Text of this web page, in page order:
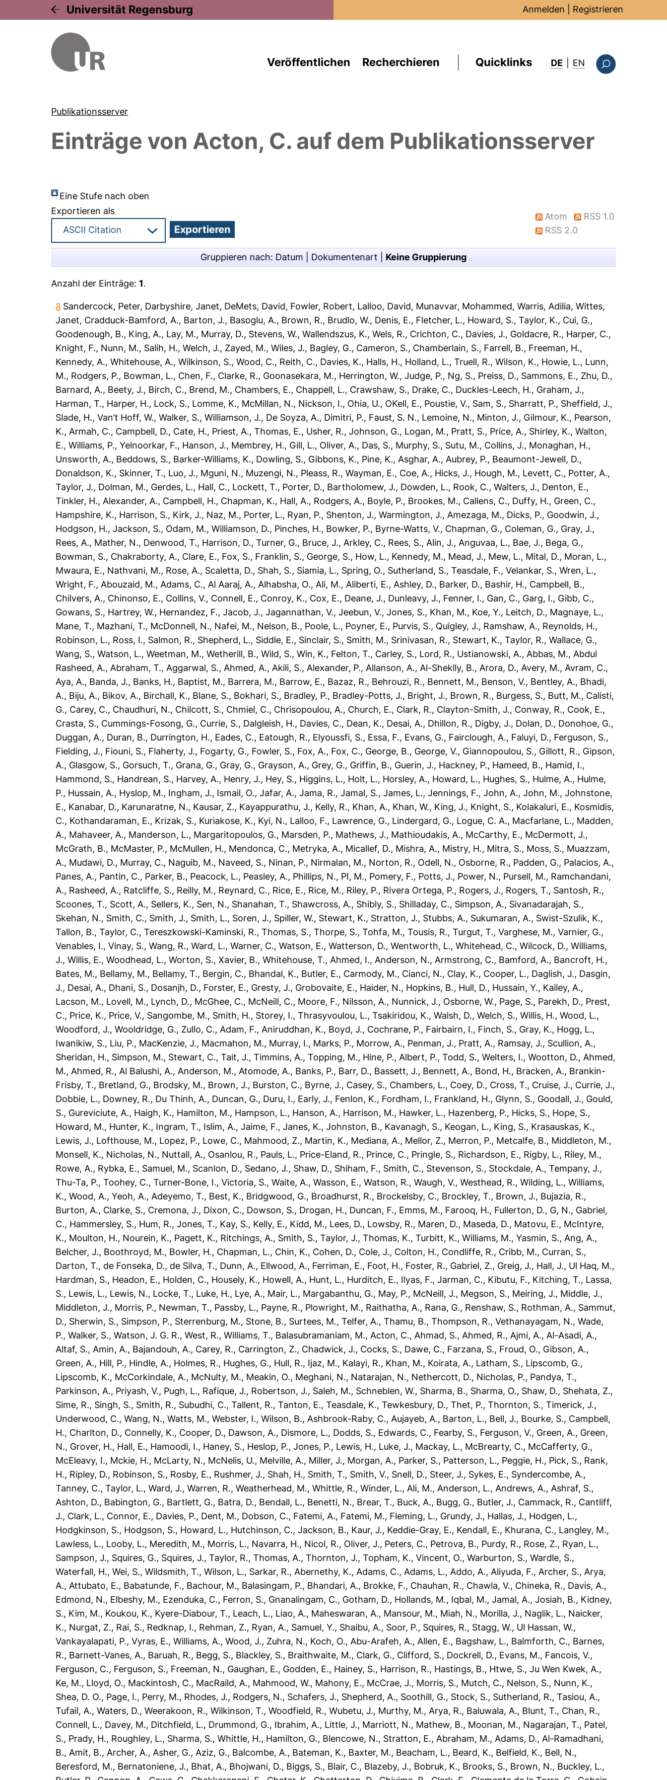
Universität Regensburg Anmelden Registrieren
Veröffentlichen Recherchieren Quicklinks DE EN : this page in
Publikationsserver
Einträge von Acton, C. auf dem Publikationsserver
Eine Stufe nach oben
Exportieren als
Atom
RSS 1.0
RSS 2.0
Gruppieren nach: Datum Dokumentenart Keine Gruppierung
Anzahl der Einträge:1.
Sandercock, Peter, Darbyshire, Janet, DeMets, David, Fowler, Robert, Lalloo, David, Munavvar, Mohammed,Warris, Adilia,Wittes,
Janet, Cradduck-Bamford, A., Barton, J., Basoglu, A., Brown, R., Brudlo, W., Denis, E., Fletcher, L., Howard, S.,Taylor, K., Cui, G.,
Goodenough, B., King, A., Lay, M., Murray, D., Stevens, W.,Wallendszus, K.,Wels, R., Crichton, C., Davies, J., Goldacre, R., Harper, C.,
Knight, F., Nunn, M., Salih, H.,Welch, J., Zayed, M.,Wiles, J., Bagley, G., Cameron, S., Chamberlain, S., Farrell, B., Freeman, H.,
Kennedy, A.,Whitehouse, A.,Wilkinson, S.,Wood, C., Reith, C., Davies, K., Halls, H., Holland, L.,Truell, R.,Wilson, K., Howie, L., Lunn,
M., Rodgers, P., Bowman, L., Chen, F., Clarke, R., Goonasekara, M., Herrington, W.,Judge, P., Ng, S., Preiss, D., Sammons, E., Zhu, D.,
Barnard, A., Beety, J., Birch, C., Brend, M., Chambers, E., Chappell, L., Crawshaw, S., Drake, C., Duckles-Leech, H., Graham, J.,
Harman, T., Harper, H., Lock, S., Lomme, K., McMillan, N., Nickson, I., Ohia, U., OKell, E., Poustie, V., Sam, S., Sharratt, P., Sheffield, J.,
Slade, H.,Van’t Hoff, W.,Walker, S.,Williamson, J., De Soyza, A., Dimitri, P., Faust, S. N., Lemoine, N., Minton, J., Gilmour, K., Pearson,
K., Armah, C., Campbell, D., Cate, H., Priest, A.,Thomas, E., Usher, R.,Johnson, G., Logan, M., Pratt, S., Price, A., Shirley, K.,Walton,
E.,Williams, P.,Yelnoorkar, F., Hanson, J., Membrey, H., Gill, L., Oliver, A., Das, S., Murphy, S., Sutu, M., Collins, J., Monaghan, H.,
Unsworth, A., Beddows, S., Barker-Williams, K., Dowling, S., Gibbons, K., Pine, K., Asghar, A., Aubrey, P., Beaumont-Jewell, D.,
Donaldson, K., Skinner, T., Luo, J., Mguni, N., Muzengi, N., Pleass, R.,Wayman, E., Coe, A., Hicks, J., Hough, M., Levett, C., Potter, A.,
Taylor, J., Dolman, M., Gerdes, L., Hall, C., Lockett, T., Porter, D., Bartholomew, J., Dowden, L., Rook, C.,Walters, J., Denton, E.,
Tinkler, H., Alexander, A., Campbell, H., Chapman, K., Hall, A., Rodgers, A., Boyle, P., Brookes, M., Callens, C., Duffy, H., Green, C.,
Hampshire, K., Harrison, S., Kirk, J., Naz, M., Porter, L., Ryan, P., Shenton, J.,Warmington, J., Amezaga, M., Dicks, P., Goodwin, J.,
Hodgson, H.,Jackson, S., Odam, M.,Williamson, D., Pinches, H., Bowker, P., Byrne-Watts, V., Chapman, G., Coleman, G., Gray, J.,
Rees, A., Mather, N., Denwood, T., Harrison, D.,Turner, G., Bruce, J., Arkley, C., Rees, S., Alin, J., Anguvaa, L., Bae, J., Bega, G.,
Bowman, S., Chakraborty, A., Clare, E., Fox, S., Franklin, S., George, S., How, L., Kennedy, M., Mead, J., Mew, L., Mital, D., Moran, L.,
Mwaura, E., Nathvani, M., Rose, A., Scaletta, D., Shah, S., Siamia, L., Spring, O., Sutherland, S.,Teasdale, F.,Velankar, S.,Wren, L.,
Wright, F., Abouzaid, M., Adams, C., Al Aaraj, A., Alhabsha, O., Ali, M., Aliberti, E., Ashley, D., Barker, D., Bashir, H., Campbell, B.,
Chilvers, A., Chinonso, E., Collins, V., Connell, E., Conroy, K., Cox, E., Deane, J., Dunleavy, J., Fenner, I., Gan, C., Garg, I., Gibb, C.,
Gowans, S., Hartrey, W., Hernandez, F.,Jacob, J.,Jagannathan, V.,Jeebun, V.,Jones, S., Khan, M., Koe, Y., Leitch, D., Magnaye, L.,
Mane, T., Mazhani, T., McDonnell, N., Nafei, M., Nelson, B., Poole, L., Poyner, E., Purvis, S., Quigley, J., Ramshaw, A., Reynolds, H.,
Robinson, L., Ross, I., Salmon, R., Shepherd, L., Siddle, E., Sinclair, S., Smith, M., Srinivasan, R., Stewart, K.,Taylor, R.,Wallace, G.,
Wang, S.,Watson, L.,Weetman, M.,Wetherill, B.,Wild, S.,Win, K., Felton, T., Carley, S., Lord, R., Ustianowski, A., Abbas, M., Abdul
Rasheed, A., Abraham, T., Aggarwal, S., Ahmed, A., Akili, S., Alexander, P., Allanson, A., Al-Sheklly, B., Arora, D., Avery, M., Avram, C.,
Aya, A., Banda, J., Banks, H., Baptist, M., Barrera, M., Barrow, E., Bazaz, R., Behrouzi, R., Bennett, M., Benson, V., Bentley, A., Bhadi,
A., Biju, A., Bikov, A., Birchall, K., Blane, S., Bokhari, S., Bradley, P., Bradley-Potts, J., Bright, J., Brown, R., Burgess, S., Butt, M., Calisti,
G., Carey, C., Chaudhuri, N., Chilcott, S., Chmiel, C., Chrisopoulou, A., Church, E., Clark, R., Clayton-Smith, J., Conway, R., Cook, E.,
Crasta, S., Cummings-Fosong, G., Currie, S., Dalgleish, H., Davies, C., Dean, K., Desai, A., Dhillon, R., Digby, J., Dolan, D., Donohoe, G.,
Duggan, A., Duran, B., Durrington, H., Eades, C., Eatough, R., Elyoussfi, S., Essa, F., Evans, G., Fairclough, A., Faluyi, D., Ferguson, S.,
Fielding, J., Fiouni, S., Flaherty, J., Fogarty, G., Fowler, S., Fox, A., Fox, C., George, B., George, V., Giannopoulou, S., Gillott, R., Gipson,
A., Glasgow, S., Gorsuch, T., Grana, G., Gray, G., Grayson, A., Grey, G., Griffin, B., Guerin, J., Hackney, P., Hameed, B., Hamid, I.,
Hammond, S., Handrean, S., Harvey, A., Henry, J., Hey, S., Higgins, L., Holt, L., Horsley, A., Howard, L., Hughes, S., Hulme, A., Hulme,
P., Hussain, A., Hyslop, M., Ingham, J., Ismail, O.,Jafar, A.,Jama, R.,Jamal, S.,James, L.,Jennings, F.,John, A.,John, M.,Johnstone,
E., Kanabar, D., Karunaratne, N., Kausar, Z., Kayappurathu, J., Kelly, R., Khan, A., Khan, W., King, J., Knight, S., Kolakaluri, E., Kosmidis,
C., Kothandaraman, E., Krizak, S., Kuriakose, K., Kyi, N., Lalloo, F., Lawrence, G., Lindergard, G., Logue, C. A., Macfarlane, L., Madden,
A., Mahaveer, A., Manderson, L., Margaritopoulos, G., Marsden, P., Mathews, J., Mathioudakis, A., McCarthy, E., McDermott, J.,
McGrath, B., McMaster, P., McMullen, H., Mendonca, C., Metryka, A., Micallef, D., Mishra, A., Mistry, H., Mitra, S., Moss, S., Muazzam,
A., Mudawi, D., Murray, C., Naguib, M., Naveed, S., Ninan, P., Nirmalan, M., Norton, R., Odell, N., Osborne, R., Padden, G., Palacios, A.,
Panes, A., Pantin, C., Parker, B., Peacock, L., Peasley, A., Phillips, N., PI, M., Pomery, F., Potts, J., Power, N., Pursell, M., Ramchandani,
A., Rasheed, A., Ratcliffe, S., Reilly, M., Reynard, C., Rice, E., Rice, M., Riley, P., Rivera Ortega, P., Rogers, J., Rogers, T., Santosh, R.,
Scoones, T., Scott, A., Sellers, K., Sen, N., Shanahan, T., Shawcross, A., Shibly, S., Shilladay, C., Simpson, A., Sivanadarajah, S.,
Skehan, N., Smith, C., Smith, J., Smith, L., Soren, J., Spiller, W., Stewart, K., Stratton, J., Stubbs, A., Sukumaran, A., Swist-Szulik, K.,
Tallon, B.,Taylor, C.,Tereszkowski-Kaminski, R.,Thomas, S.,Thorpe, S.,Tohfa, M.,Tousis, R.,Turgut, T.,Varghese, M.,Varnier, G.,
Venables, I.,Vinay, S.,Wang, R.,Ward, L.,Warner, C.,Watson, E.,Watterson, D.,Wentworth, L.,Whitehead, C.,Wilcock, D.,Williams,
J.,Willis, E.,Woodhead, L.,Worton, S.,Xavier, B.,Whitehouse, T., Ahmed, I., Anderson, N., Armstrong, C., Bamford, A., Bancroft, H.,
Bates, M., Bellamy, M., Bellamy, T., Bergin, C., Bhandal, K., Butler, E., Carmody, M., Cianci, N., Clay, K., Cooper, L., Daglish, J., Dasgin,
J., Desai, A., Dhani, S., Dosanjh, D., Forster, E., Gresty, J., Grobovaite, E., Haider, N., Hopkins, B., Hull, D., Hussain, Y., Kailey, A.,
Lacson, M., Lovell, M., Lynch, D., McGhee, C., McNeill, C., Moore, F., Nilsson, A., Nunnick, J., Osborne, W., Page, S., Parekh, D., Prest,
C., Price, K., Price, V., Sangombe, M., Smith, H., Storey, I.,Thrasyvoulou, L.,Tsakiridou, K.,Walsh, D.,Welch, S.,Willis, H.,Wood, L.,
Woodford, J.,Wooldridge, G., Zullo, C., Adam, F., Aniruddhan, K., Boyd, J., Cochrane, P., Fairbairn, I., Finch, S., Gray, K., Hogg, L.,
Iwanikiw, S., Liu, P., MacKenzie, J., Macmahon, M., Murray, I., Marks, P., Morrow, A., Penman, J., Pratt, A., Ramsay, J., Scullion, A.,
Sheridan, H., Simpson, M., Stewart, C.,Tait, J.,Timmins, A.,Topping, M., Hine, P., Albert, P.,Todd, S.,Welters, I.,Wootton, D., Ahmed,
M., Ahmed, R., Al Balushi, A., Anderson, M., Atomode, A., Banks, P., Barr, D., Bassett, J., Bennett, A., Bond, H., Bracken, A., Brankin-
Frisby, T., Bretland, G., Brodsky, M., Brown, J., Burston, C., Byrne, J., Casey, S., Chambers, L., Coey, D., Cross, T., Cruise, J., Currie, J.,
Dobbie, L., Downey, R., Du Thinh, A., Duncan, G., Duru, I., Early, J., Fenlon, K., Fordham, I., Frankland, H., Glynn, S., Goodall, J., Gould,
S., Gureviciute, A., Haigh, K., Hamilton, M., Hampson, L., Hanson, A., Harrison, M., Hawker, L., Hazenberg, P., Hicks, S., Hope, S.,
Howard, M., Hunter, K., Ingram, T., Islim, A.,Jaime, F.,Janes, K.,Johnston, B., Kavanagh, S., Keogan, L., King, S., Krasauskas, K.,
Lewis, J., Lofthouse, M., Lopez, P., Lowe, C., Mahmood, Z., Martin, K., Mediana, A., Mellor, Z., Merron, P., Metcalfe, B., Middleton, M.,
Monsell, K., Nicholas, N., Nuttall, A., Osanlou, R., Pauls, L., Price-Eland, R., Prince, C., Pringle, S., Richardson, E., Rigby, L., Riley, M.,
Rowe, A., Rybka, E., Samuel, M., Scanlon, D., Sedano, J., Shaw, D., Shiham, F., Smith, C., Stevenson, S., Stockdale, A.,Tempany, J.,
Thu-Ta, P.,Toohey, C.,Turner-Bone, I.,Victoria, S.,Waite, A.,Wasson, E.,Watson, R.,Waugh, V.,Westhead, R.,Wilding, L.,Williams,
K.,Wood, A.,Yeoh, A., Adeyemo, T., Best, K., Bridgwood, G., Broadhurst, R., Brockelsby, C., Brockley, T., Brown, J., Bujazia, R.,
Burton, A., Clarke, S., Cremona, J., Dixon, C., Dowson, S., Drogan, H., Duncan, F., Emms, M., Farooq, H., Fullerton, D., G, N., Gabriel,
C., Hammersley, S., Hum, R.,Jones, T., Kay, S., Kelly, E., Kidd, M., Lees, D., Lowsby, R., Maren, D., Maseda, D., Matovu, E., McIntyre,
K., Moulton, H., Nourein, K., Pagett, K., Ritchings, A., Smith, S.,Taylor, J.,Thomas, K.,Turbitt, K.,Williams, M.,Yasmin, S., Ang, A.,
Belcher, J., Boothroyd, M., Bowler, H., Chapman, L., Chin, K., Cohen, D., Cole, J., Colton, H., Condliffe, R., Cribb, M., Curran, S.,
Darton, T., de Fonseka, D., de Silva, T., Dunn, A., Ellwood, A., Ferriman, E., Foot, H., Foster, R., Gabriel, Z., Greig, J., Hall, J., Ul Haq, M.,
Hardman, S., Headon, E., Holden, C., Housely, K., Howell, A., Hunt, L., Hurditch, E., Ilyas, F.,Jarman, C., Kibutu, F., Kitching, T., Lassa,
S., Lewis, L., Lewis, N., Locke, T., Luke, H., Lye, A., Mair, L., Margabanthu, G., May, P., McNeill, J., Megson, S., Meiring, J., Middle, J.,
Middleton, J., Morris, P., Newman, T., Passby, L., Payne, R., Plowright, M., Raithatha, A., Rana, G., Renshaw, S., Rothman, A., Sammut,
D., Sherwin, S., Simpson, P., Sterrenburg, M., Stone, B., Surtees, M.,Telfer, A.,Thamu, B.,Thompson, R.,Vethanayagam, N.,Wade,
P.,Walker, S.,Watson, J. G. R.,West, R.,Williams, T., Balasubramaniam, M., Acton, C., Ahmad, S., Ahmed, R., Ajmi, A., Al-Asadi, A.,
Altaf, S., Amin, A., Bajandouh, A., Carey, R., Carrington, Z., Chadwick, J., Cocks, S., Dawe, C., Farzana, S., Froud, O., Gibson, A.,
Green, A., Hill, P., Hindle, A., Holmes, R., Hughes, G., Hull, R., Ijaz, M., Kalayi, R., Khan, M., Koirata, A., Latham, S., Lipscomb, G.,
Lipscomb, K., McCorkindale, A., McNulty, M., Meakin, O., Meghani, N., Natarajan, N., Nethercott, D., Nicholas, P., Pandya, T.,
Parkinson, A., Priyash, V., Pugh, L., Rafique, J., Robertson, J., Saleh, M., Schneblen, W., Sharma, B., Sharma, O., Shaw, D., Shehata, Z.,
Sime, R., Singh, S., Smith, R., Subudhi, C.,Tallent, R.,Tanton, E.,Teasdale, K.,Tewkesbury, D.,Thet, P.,Thornton, S.,Timerick, J.,
Underwood, C.,Wang, N.,Watts, M.,Webster, I.,Wilson, B., Ashbrook-Raby, C., Aujayeb, A., Barton, L., Bell, J., Bourke, S., Campbell,
H., Charlton, D., Connelly, K., Cooper, D., Dawson, A., Dismore, L., Dodds, S., Edwards, C., Fearby, S., Ferguson, V., Green, A., Green,
N., Grover, H., Hall, E., Hamoodi, I., Haney, S., Heslop, P.,Jones, P., Lewis, H., Luke, J., Mackay, L., McBrearty, C., McCafferty, G.,
McEleavy, I., Mckie, H., McLarty, N., McNelis, U., Melville, A., Miller, J., Morgan, A., Parker, S., Patterson, L., Peggie, H., Pick, S., Rank,
H., Ripley, D., Robinson, S., Rosby, E., Rushmer, J., Shah, H., Smith, T., Smith, V., Snell, D., Steer, J., Sykes, E., Syndercombe, A.,
Tanney, C.,Taylor, L.,Ward, J.,Warren, R.,Weatherhead, M.,Whittle, R.,Winder, L., Ali, M., Anderson, L., Andrews, A., Ashraf, S.,
Ashton, D., Babington, G., Bartlett, G., Batra, D., Bendall, L., Benetti, N., Brear, T., Buck, A., Bugg, G., Butler, J., Cammack, R., Cantliff,
J., Clark, L., Connor, E., Davies, P., Dent, M., Dobson, C., Fatemi, A., Fatemi, M., Fleming, L., Grundy, J., Hallas, J., Hodgen, L.,
Hodgkinson, S., Hodgson, S., Howard, L., Hutchinson, C.,Jackson, B., Kaur, J., Keddie-Gray, E., Kendall, E., Khurana, C., Langley, M.,
Lawless, L., Looby, L., Meredith, M., Morris, L., Navarra, H., Nicol, R., Oliver, J., Peters, C., Petrova, B., Purdy, R., Rose, Z., Ryan, L.,
Sampson, J., Squires, G., Squires, J.,Taylor, R.,Thomas, A.,Thornton, J.,Topham, K.,Vincent, O.,Warburton, S.,Wardle, S.,
Waterfall, H.,Wei, S.,Wildsmith, T.,Wilson, L., Sarkar, R., Abernethy, K., Adams, C., Adams, L., Addo, A., Aliyuda, F., Archer, S., Arya,
A., Attubato, E., Babatunde, F., Bachour, M., Balasingam, P., Bhandari, A., Brokke, F., Chauhan, R., Chawla, V., Chineka, R., Davis, A.,
Edmond, N., Elbeshy, M., Ezenduka, C., Ferron, S., Gnanalingam, C., Gotham, D., Hollands, M., Iqbal, M.,Jamal, A.,Josiah, B., Kidney,
S., Kim, M., Koukou, K., Kyere-Diabour, T., Leach, L., Liao, A., Maheswaran, A., Mansour, M., Miah, N., Morilla, J., Naglik, L., Naicker,
K., Nurgat, Z., Rai, S., Redknap, I., Rehman, Z., Ryan, A., Samuel, Y., Shaibu, A., Soor, P., Squires, R., Stagg, W., Ul Hassan, W.,
Vankayalapati, P.,Vyras, E.,Williams, A.,Wood, J., Zuhra, N., Koch, O., Abu-Arafeh, A., Allen, E., Bagshaw, L., Balmforth, C., Barnes,
R., Barnett-Vanes, A., Baruah, R., Begg, S., Blackley, S., Braithwaite, M., Clark, G., Clifford, S., Dockrell, D., Evans, M., Fancois, V.,
Ferguson, C., Ferguson, S., Freeman, N., Gaughan, E., Godden, E., Hainey, S., Harrison, R., Hastings, B., Htwe, S.,Ju Wen Kwek, A.,
Ke, M., Lloyd, O., Mackintosh, C., MacRaild, A., Mahmood, W., Mahony, E., McCrae, J., Morris, S., Mutch, C., Nelson, S., Nunn, K.,
Shea, D. O., Page, I., Perry, M., Rhodes, J., Rodgers, N., Schafers, J., Shepherd, A., Soothill, G., Stock, S., Sutherland, R.,Tasiou, A.,
Tufail, A.,Waters, D.,Weerakoon, R.,Wilkinson, T.,Woodfield, R.,Wubetu, J., Murthy, M., Arya, R., Baluwala, A., Blunt, T., Chan, R.,
Connell, L., Davey, M., Ditchfield, L., Drummond, G., Ibrahim, A., Little, J., Marriott, N., Mathew, B., Moonan, M., Nagarajan, T., Patel,
S., Prady, H., Roughley, L., Sharma, S.,Whittle, H., Hamilton, G., Blencowe, N., Stratton, E., Abraham, M., Adams, D., Al-Ramadhani,
B., Amit, B., Archer, A., Asher, G., Aziz, G., Balcombe, A., Bateman, K., Baxter, M., Beacham, L., Beard, K., Belfield, K., Bell, N.,
Beresford, M., Bernatoniene, J., Bhat, A., Bhojwani, D., Biggs, S., Blair, C., Blazeby, J., Bobruk, K., Brooks, S., Brown, N., Buckley, L.,